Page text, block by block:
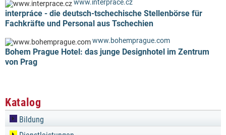
www.interprace.cz
interpráce - die deutsch-tschechische Stellenbörse für
Fachkräfte und Personal aus Tschechien
www.bohemprague.com
Bohem Prague Hotel: das junge Designhotel im Zentrum
von Prag
Katalog
Bildung